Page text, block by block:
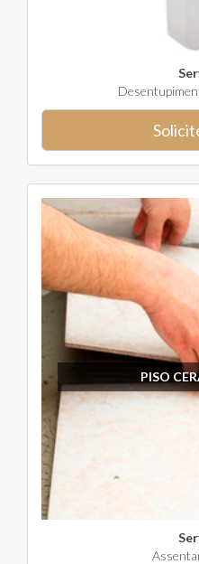
PISO